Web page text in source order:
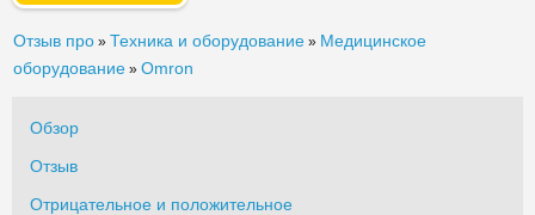
Отзыв про » Техника и оборудование » Медицинское
оборудование » Omron
Обзор
Отзыв
Отрицательное и положительное